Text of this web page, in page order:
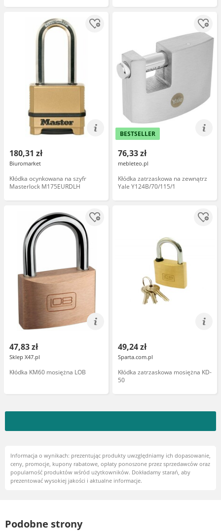
180,31 zł
Biuromarket
Kłódka ocynkowana na szyfr
Masterlock M175EURDLH
BESTSELLER
76,33 zł
mebleteo.pl
Kłódka zatrzaskowa na zewnątrz
Yale Y124B/70/115/1
47,83 zł
Sklep X47.pl
Kłódka KM60 mosiężna LOB
49,24 zł
Sparta.com.pl
Kłódka zatrzaskowa mosiężna KD-
50
Informacja o wynikach: prezentując produkty uwzględniamy ich dopasowanie,
ceny, promocje, kupony rabatowe, opłaty ponoszone przez sprzedawców oraz
popularność produktów wśród użytkowników. Dokładamy starań, aby
prezentować wysokiej jakości i aktualne informacje.
Podobne strony